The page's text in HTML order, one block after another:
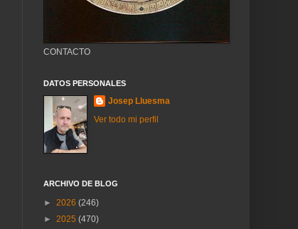
CONTACTO
DATOS PERSONALES
Josep Lluesma
Ver todo mi perfil
ARCHIVO DE BLOG
► 2026 (246)
► 2025 (470)